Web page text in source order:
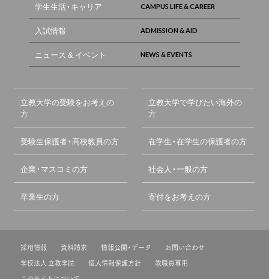
学生生活・キャリア
入試情報
ニュース & イベント
立教大学の受験をお考えの
方
立教大学で学びたい海外の
方
受験生保護者・高校教員の方 在学生・在学生の保護者の方
企業・マスコミの方 社会人・一般の方
卒業生の方 寄付をお考えの方
採用情報 資料請求 情報公開・データ
お問い合わせ
学校法人 立教学院
個人情報保護方針
教職員専用